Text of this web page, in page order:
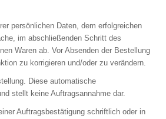
persönlichen Daten, dem erfolgreichen
im abschließenden Schritt des
Waren ab. Vor Absenden der Bestellung
zu korrigieren und/oder zu verändern.
Diese automatische
stellt keine Auftragsannahme dar.
Auftragsbestätigung schriftlich oder in